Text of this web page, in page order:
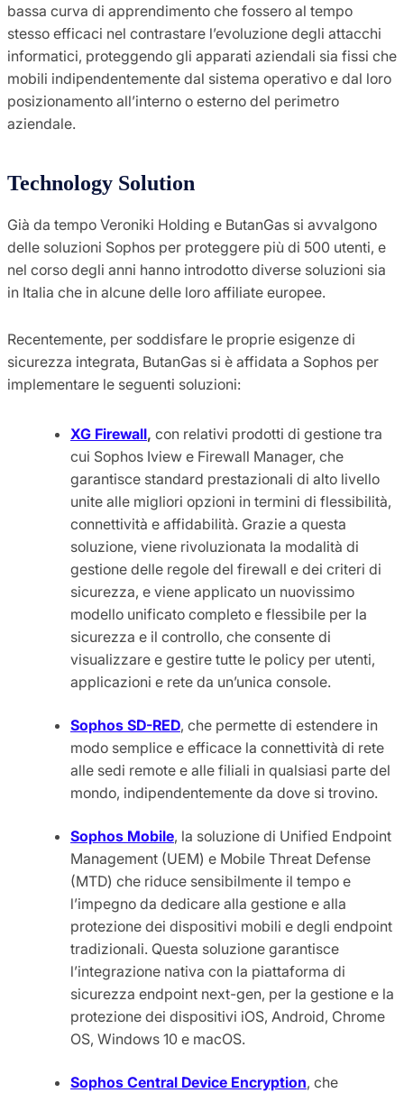
bassa curva di apprendimento che fossero al tempo
stesso efficaci nel contrastare l’evoluzione degli attacchi
informatici, proteggendo gli apparati aziendali sia fissi che
mobili indipendentemente dal sistema operativo e dal loro
posizionamento all’interno o esterno del perimetro
aziendale.
Technology Solution
Già da tempo Veroniki Holding e ButanGas si avvalgono
delle soluzioni Sophos per proteggere più di 500 utenti, e
nel corso degli anni hanno introdotto diverse soluzioni sia
in Italia che in alcune delle loro affiliate europee.
Recentemente, per soddisfare le proprie esigenze di
sicurezza integrata, ButanGas si è affidata a Sophos per
implementare le seguenti soluzioni:
XG Firewall, con relativi prodotti di gestione tra
cui Sophos Iview e Firewall Manager, che
garantisce standard prestazionali di alto livello
unite alle migliori opzioni in termini di flessibilità,
connettività e affidabilità. Grazie a questa
soluzione, viene rivoluzionata la modalità di
gestione delle regole del firewall e dei criteri di
sicurezza, e viene applicato un nuovissimo
modello unificato completo e flessibile per la
sicurezza e il controllo, che consente di
visualizzare e gestire tutte le policy per utenti,
applicazioni e rete da un’unica console.
Sophos SD-RED, che permette di estendere in
modo semplice e efficace la connettività di rete
alle sedi remote e alle filiali in qualsiasi parte del
mondo, indipendentemente da dove si trovino.
Sophos Mobile, la soluzione di Unified Endpoint
Management (UEM) e Mobile Threat Defense
(MTD) che riduce sensibilmente il tempo e
l’impegno da dedicare alla gestione e alla
protezione dei dispositivi mobili e degli endpoint
tradizionali. Questa soluzione garantisce
l’integrazione nativa con la piattaforma di
sicurezza endpoint next-gen, per la gestione e la
protezione dei dispositivi iOS, Android, Chrome
OS, Windows 10 e macOS.
Sophos Central Device Encryption, che